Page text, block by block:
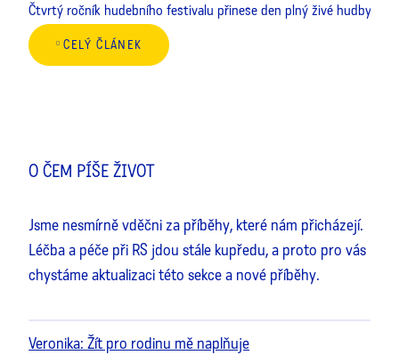
Čtvrtý ročník hudebního festivalu přinese den plný živé hudby,
CELÝ ČLÁNEK
O ČEM PÍŠE ŽIVOT
Jsme nesmírně vděčni za příběhy, které nám přicházejí.
Léčba a péče při RS jdou stále kupředu, a proto pro vás
chystáme aktualizaci této sekce a nové příběhy.
Veronika: Žít pro rodinu mě naplňuje